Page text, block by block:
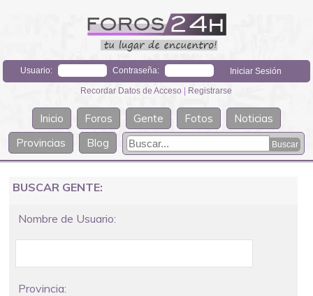
Usuario: Contraseña:
Recordar Datos de Acceso | Registrarse
Inicio Foros Gente Fotos
Noticias
Provincias
Blog
BUSCAR GENTE:
Nombre de Usuario:
Provincia: